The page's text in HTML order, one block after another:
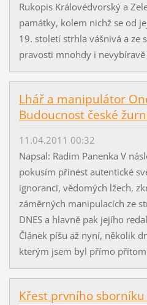
Rukopis Královédvorský a
památky, kolem nichž se od
19. století strhla vášnivá a ze
pravosti mnohdy i nevybíravě
Lhář a manipulátor
Budoucnost české
11.04.2011 00:32
Napsal: Radim Panenka V
pokusím přinést autentické
ignoranci, vědomých lžech,
záměrných manipulacích ze
DNES a hlavně pak jejího
Článek píšu až nyní, několik
kterým jsem byl přímo
Křest prvního